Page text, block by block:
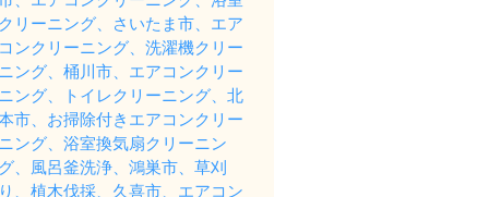
リーニング、さいたま市、エア
ンクリーニング、洗濯機クリー
ング、桶川市、エアコンクリー
ング、トイレクリーニング、北
市、お掃除付きエアコンクリー
ング、浴室換気扇クリーニン
、風呂釜洗浄、鴻巣市、草刈
、植木伐採、久喜市、エアコン